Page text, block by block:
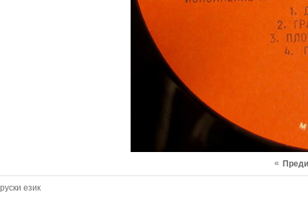
«
руски език